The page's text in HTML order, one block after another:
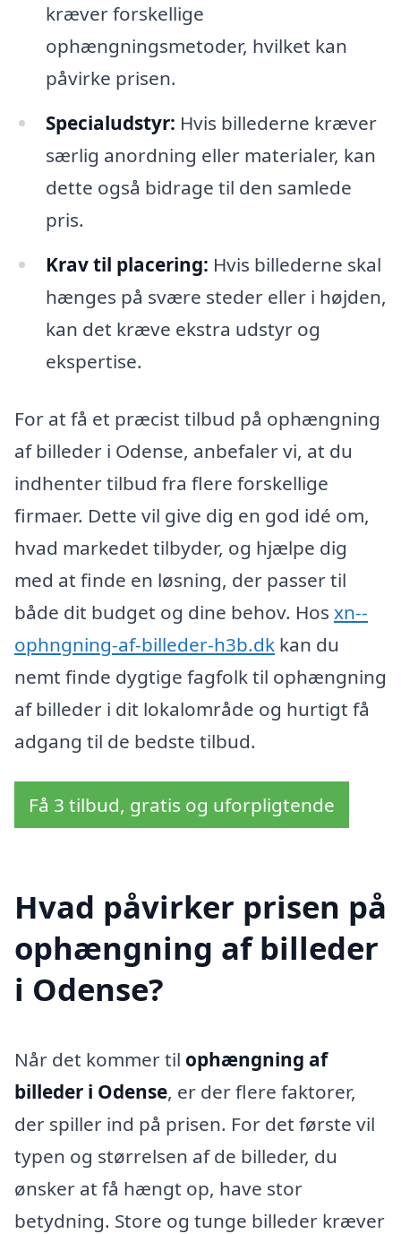
kræver forskellige
ophængningsmetoder, hvilket kan
påvirke prisen.
Specialudstyr: Hvis billederne kræver
særlig anordning eller materialer, kan
dette også bidrage til den samlede
pris.
Krav til placering: Hvis billederne skal
hænges på svære steder eller i højden,
kan det kræve ekstra udstyr og
ekspertise.
For at få et præcist tilbud på ophængning
af billeder i Odense, anbefaler vi, at du
indhenter tilbud fra flere forskellige
firmaer. Dette vil give dig en god idé om,
hvad markedet tilbyder, og hjælpe dig
med at finde en løsning, der passer til
både dit budget og dine behov. Hos xn--
ophngning-af-billeder-h3b.dk kan du
nemt finde dygtige fagfolk til ophængning
af billeder i dit lokalområde og hurtigt få
adgang til de bedste tilbud.
Få 3 tilbud, gratis og uforpligtende
Hvad påvirker prisen på
ophængning af billeder
i Odense?
Når det kommer til ophængning af
billeder i Odense, er der flere faktorer,
der spiller ind på prisen. For det første vil
typen og størrelsen af de billeder, du
ønsker at få hængt op, have stor
betydning. Store og tunge billeder kræver